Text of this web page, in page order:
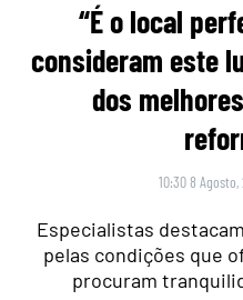
“É o local
consideram este
dos
10:30 8 Agosto,
Especialistas
pelas condições que
procuram